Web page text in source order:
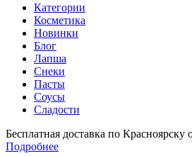
Категории
Косметика
Новинки
Блог
Лапша
Снеки
Пасты
Соусы
Сладости
Бесплатная доставка по Красноярску
Подробнее